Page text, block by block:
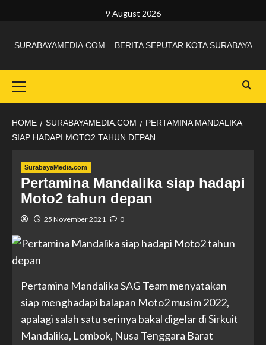
9 August 2026
SURABAYAMEDIA.COM – BERITA SEPUTAR KOTA SURABAYA
HOME SURABAYAMEDIA.COM
PERTAMINA MANDALIKA
SIAP HADAPI MOTO2 TAHUN DEPAN
SurabayaMedia.com
Pertamina Mandalika siap hadapi
Moto2 tahun depan
25 November 2021 0
Pertamina Mandalika SAG Team menyatakan
siap menghadapi balapan Moto2 musim 2022,
apalagi salah satu serinya bakal digelar di Sirkuit
Mandalika, Lombok, Nusa Tenggara Barat